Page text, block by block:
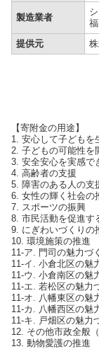
製造業者
提供元
【寄附金の用途】
1. 安心して子どもを
2. 子どもの可能性を
3. 安全安心を実感で
4. 高齢者の支援
5. 障害のある人の支
6. 女性の輝く社会の
7. スポーツの振興
8. 市民活動を促進す
9. にぎわいづくりの
10. 環境施策の推進
11-ア. 門司の魅力づ
11-イ. 小倉北区の魅
11-ウ. 小倉南区の魅
11-エ. 若松区の魅力
11-オ. 八幡東区の魅
11-カ. 八幡西区の魅
11-キ. 戸畑区の魅力
12. その他市政全般（
13. 動物愛護の推進